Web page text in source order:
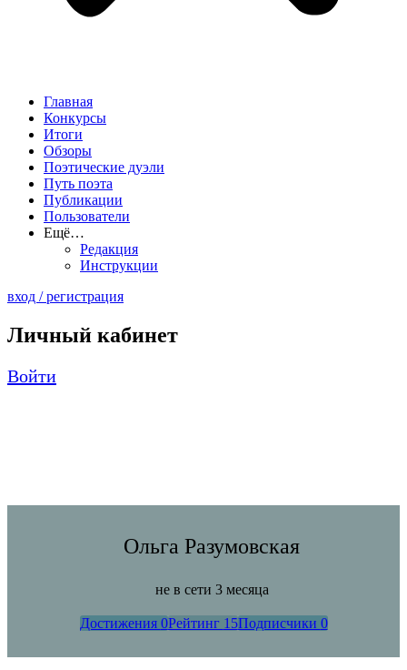
Главная
Конкурсы
Итоги
Обзоры
Поэтические дуэли
Путь поэта
Публикации
Пользователи
Ещё…
Редакция
Инструкции
вход / регистрация
Личный кабинет
Войти
Ольга Разумовская
не в сети 3 месяца
Достижения 0Рейтинг 15Подписчики 0